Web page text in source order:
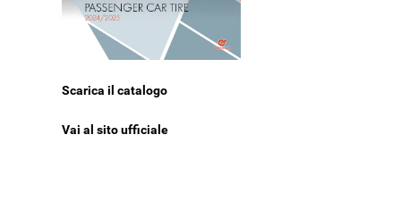
Scarica il catalogo
Vai al sito ufficiale